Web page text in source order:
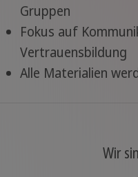
Gruppen
Fokus auf
Vertrauensbildung
Alle Materialien
Wir